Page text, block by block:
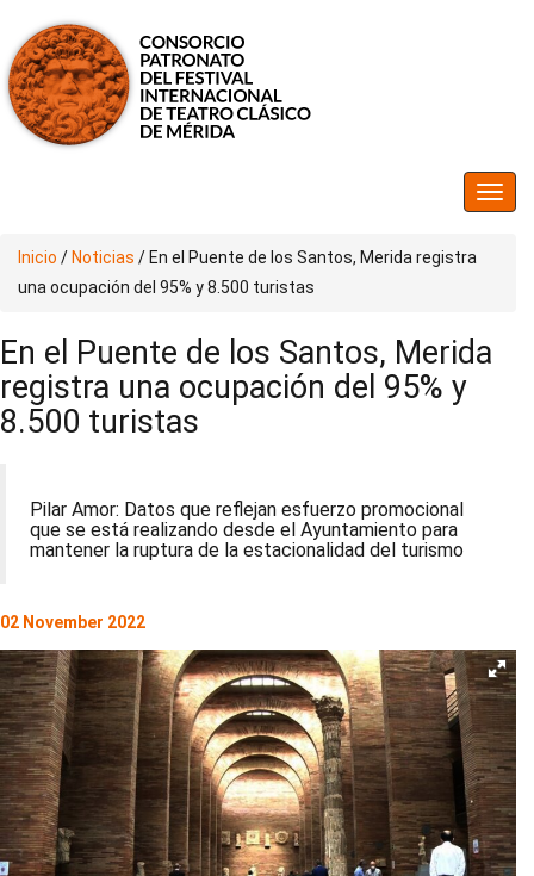
Inicio / Noticias / En el Puente de los Santos, Merida registra
una ocupación del 95% y 8.500 turistas
En el Puente de los Santos, Merida
registra una ocupación del 95% y
8.500 turistas
Pilar Amor: Datos que reflejan esfuerzo promocional
que se está realizando desde el Ayuntamiento para
mantener la ruptura de la estacionalidad del turismo
02 November 2022